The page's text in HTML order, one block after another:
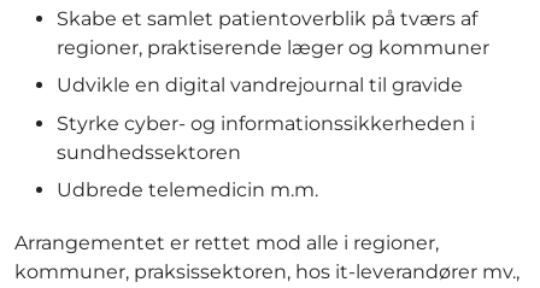
Skabe et samlet patientoverblik på tværs af
regioner, praktiserende læger og kommuner
Udvikle en digital vandrejournal til gravide
Styrke cyber- og informationssikkerheden i
sundhedssektoren
Udbrede telemedicin m.m.
Arrangementet er rettet mod alle i regioner,
kommuner, praksissektoren, hos it-leverandører mv.,